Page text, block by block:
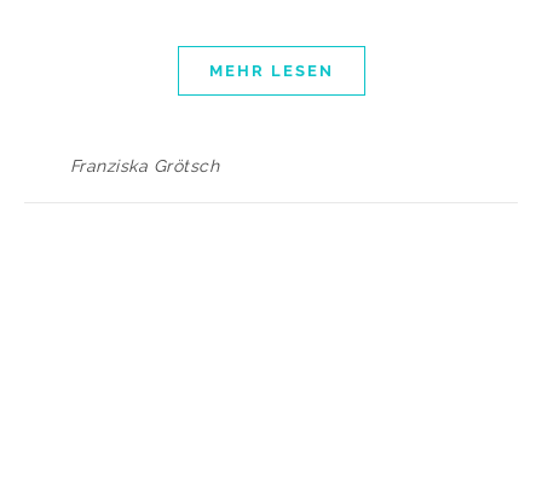
MEHR LESEN
Franziska Grötsch